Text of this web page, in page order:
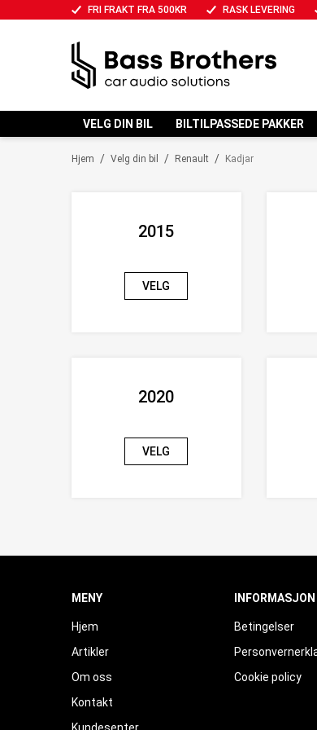
FRI FRAKT FRA 500KR RASK LEVERING
VELG DIN BIL BILTILPASSEDE PAKKER
/
Hjem /
Velg din bil /
Renault Kadjar
2015
VELG
2020
VELG
MENY
Hjem
Artikler
Om oss
Kontakt
INFORMASJON
Betingelser
Cookie policy